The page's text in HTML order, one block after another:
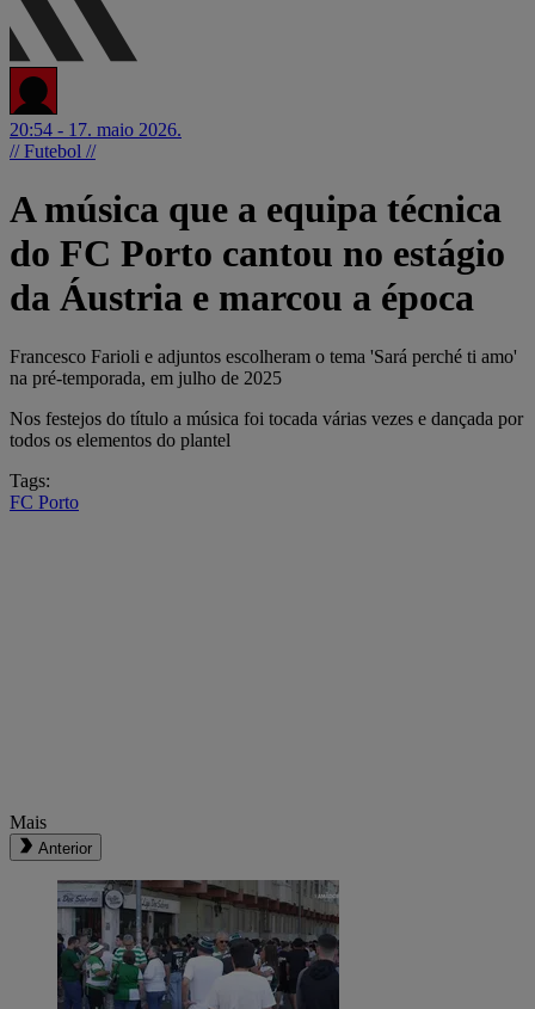
20:54 - 17. maio 2026.
// Futebol //
A música que a equipa técnica
do FC Porto cantou no estágio
da Áustria e marcou a época
Francesco Farioli e adjuntos escolheram o tema 'Sará perché ti amo'
na pré-temporada, em julho de 2025
Nos festejos do título a música foi tocada várias vezes e dançada por
todos os elementos do plantel
Tags:
FC Porto
Mais
Anterior